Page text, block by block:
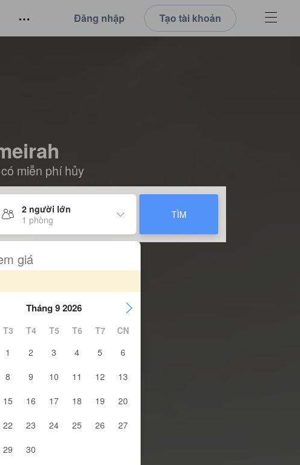
Đăng nhập Tạo tài khoản
miễn phí hủy
2 người lớn
1 phòng
TÌM
giá
Tháng 9 2026
T3 T4 T5 T6 T7
CN
1
2 3 4 5
6
8 9 10 11 12
13
15 16 17 18 19
20
22 23 24 25 26
27
29 30